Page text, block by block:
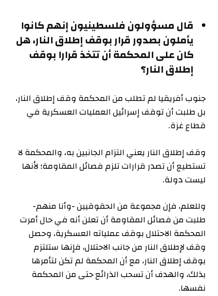
قال مسؤولون فلسطينيون إنهم كانوا
يأملون بصدور قرار بوقف إطلاق النار، هل
كان على المحكمة أن تتخذ قرارا بوقف
إطلاق النار؟
جنوب أفريقيا لم تطلب من المحكمة وقف إطلاق النار،
بل طلبت أن توقف إسرائيل العمليات العسكرية في
قطاع غزة.
وقف إطلاق النار يعني التزام الجانبين به، والمحكمة لا
تستطيع أن تصدر قرارات تلزم فصائل المقاومة؛ لأنها
ليست دولة.
وللعلم، فإن مجموعة من الحقوقيين -وأنا منهم-
طلبت من فصائل المقاومة أن تعلن أنه في حال أمرت
المحكمة الاحتلال بوقف عملياته العسكرية، وحصل
وقف لإطلاق النار من جانب الاحتلال، فإنها ستلتزم
بوقف إطلاق النار، مع أن المحكمة لم تكن لتأمرها
بذلك، والهدف أن تسحب الذرائع حتى من المحكمة
نفسها.